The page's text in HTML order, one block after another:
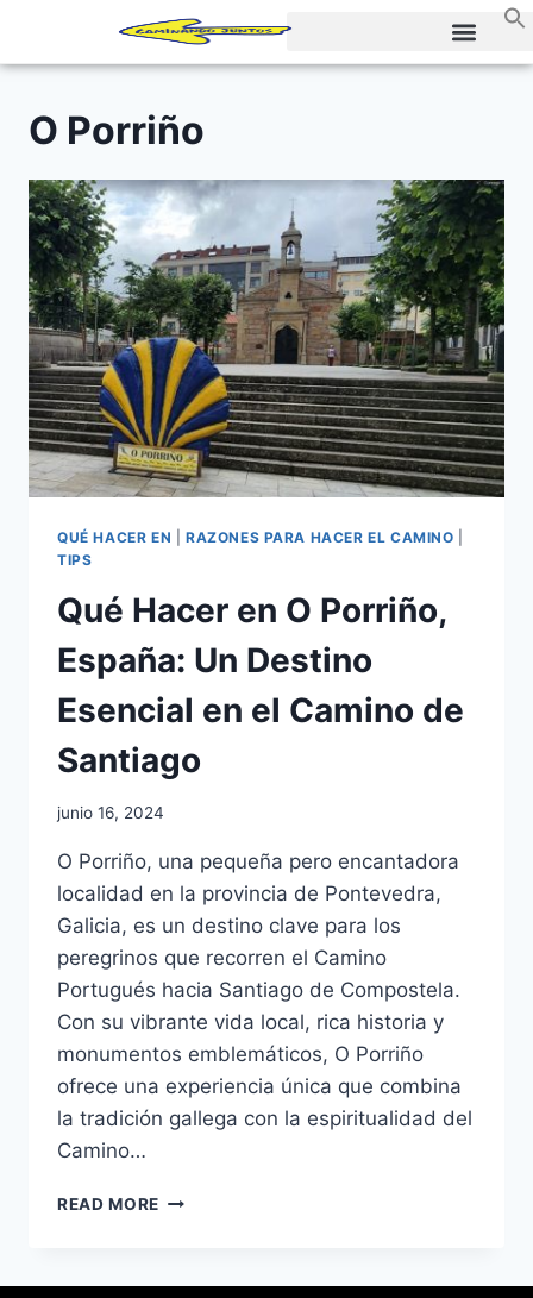
O Porriño
QUÉ HACER EN RAZONES PARA HACER EL CAMINO
TIPS
Qué Hacer en O Porriño,
España: Un Destino
Esencial en el Camino de
Santiago
By
CARRERA
junio 16, 2024
O Porriño, una pequeña pero encantadora
localidad en la provincia de Pontevedra,
Galicia, es un destino clave para los
peregrinos que recorren el Camino
Portugués hacia Santiago de Compostela.
Con su vibrante vida local, rica historia y
monumentos emblemáticos, O Porriño
ofrece una experiencia única que combina
la tradición gallega con la espiritualidad del
Camino…
READ MORE